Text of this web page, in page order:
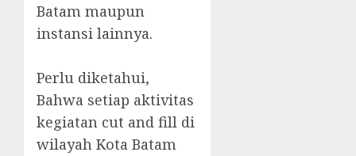
Batam maupun
instansi lainnya.
‎Perlu diketahui,
Bahwa setiap aktivitas
kegiatan cut and fill di
wilayah Kota Batam